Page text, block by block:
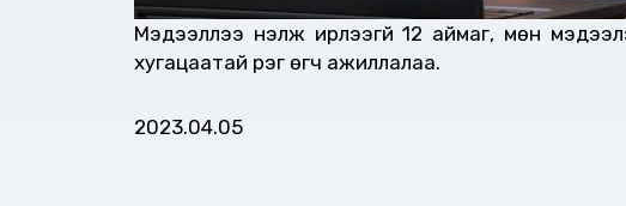
Мэдээллээ үнэлж ирүүлээгүй 12 аймаг, мөн
хугацаатай үүрэг өгч ажиллалаа.
2023.04.05